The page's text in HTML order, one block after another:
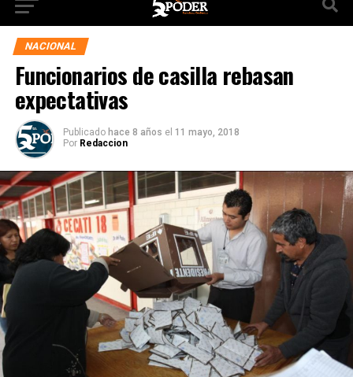
NACIONAL
Funcionarios de casilla rebasan
expectativas
Publicado hace 8 años el 11 mayo, 2018
Por Redaccion